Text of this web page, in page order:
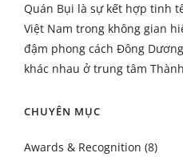
Quán Bụi là sự kết hợp tinh
Việt Nam trong không gian
đậm phong cách Đông
khác nhau ở trung tâm
CHUYÊN MỤC
Awards & Recognition (8)